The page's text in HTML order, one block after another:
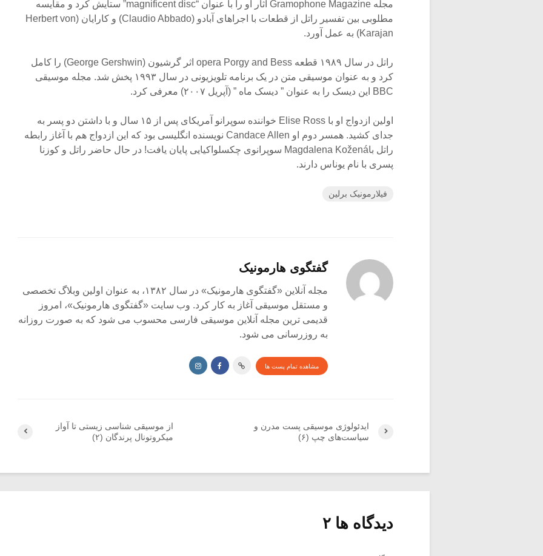
مجله Gramophone Magazine آثار او را با عنوان “magnificent disc” ستایش کرد و مقایسه
مطلوبی بین تفسیر راتل از قطعات با اجراهای آبادو (Claudio Abbado) و کارایان (Herbert von
Karajan) به عمل آورد.
راتل در سال ۱۹۸۹ قطعه opera Porgy and Bess اثر گرشیون (George Gershwin) را کامل
کرد و به عنوان موسیقی متن در یک برنامه تلویزیونی در سال ۱۹۹۳ پخش شد. مجله موسیقی
BBC این دیسک را به عنوان ” دیسک ماه ” (آپریل ۲۰۰۷) معرفی کرد.
اولین ازدواج او با Elise Ross خواننده سوپرانو آمریکای پس از ۱۵ سال و با داشتن دو پسر به
جدای کشید. همسر دوم او Candace Allen نویسنده انگلیسی بود که این ازدواج هم با آغاز رابطه
راتل باMagdalena Kožená سوپرانوی چکسلواکیایی پایان یافت! در حال حاضر راتل و کوزنا
پسری با نام یوناس دارند.
فیلارمونیک برلین
گفتگوی هارمونیک
مجله آنلاین «گفتگوی هارمونیک» در سال ۱۳۸۲، به عنوان اولین وبلاگ تخصصی
و مستقل موسیقی آغاز به کار کرد. وب سایت «گفتگوی هارمونیک»، امروز
قدیمی ترین مجله آنلاین موسیقی فارسی محسوب می شود که به صورت روزانه
به روزرسانی می شود.
مشاهده تمام پست ها
از موسیقی شناسی زیستی تا آواز
میکروتونال پرندگان (۲)
ایدئولوژی موسیقی پست مدرن و
سیاست‌های چپ (۶)
دیدگاه ها ۲